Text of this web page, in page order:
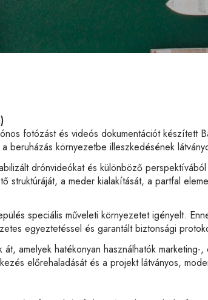
fotózást és videós dokumentációt készített
beruházás környezetbe illeszkedésének
drónvideókat és különböző
struktúráját, a meder kialakítását, a partfal
speciális műveleti környezetet igényelt.
egyeztetéssel és garantált biztonsági
amelyek hatékonyan használhatók
előrehaladását és a projekt látványos,